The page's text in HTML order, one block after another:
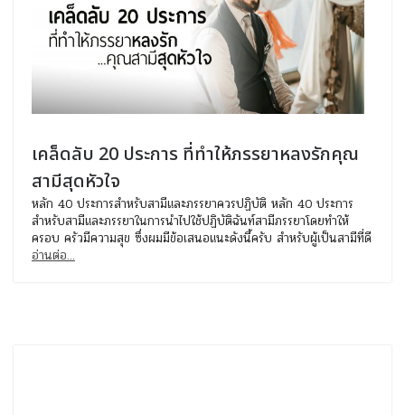
เคล็ดลับ 20 ประการ ที่ทำให้ภรรยาหลงรักคุณ
สามีสุดหัวใจ
หลัก 40 ประการสำหรับสามีและภรรยาควรปฏิบัติ หลัก 40 ประการ
สำหรับสามีและภรรยาในการนำไปใช้ปฏิบัติฉันท์สามีภรรยาโดยทำให้
ครอบ ครัวมีความสุข ซึ่งผมมีข้อเสนอแนะดังนี้ครับ สำหรับผู้เป็นสามีที่ดี
อ่านต่อ...